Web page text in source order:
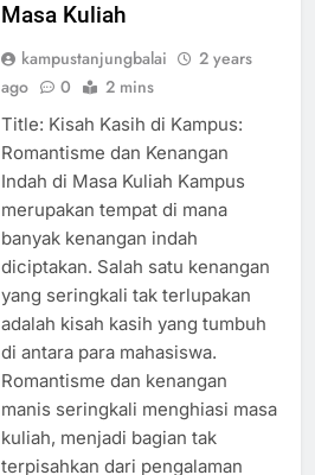
Masa Kuliah
kampustanjungbalai
2 years
ago
0 2 mins
Title: Kisah Kasih di Kampus:
Romantisme dan Kenangan
Indah di Masa Kuliah Kampus
merupakan tempat di mana
banyak kenangan indah
diciptakan. Salah satu kenangan
yang seringkali tak terlupakan
adalah kisah kasih yang tumbuh
di antara para mahasiswa.
Romantisme dan kenangan
manis seringkali menghiasi masa
kuliah, menjadi bagian tak
terpisahkan dari pengalaman